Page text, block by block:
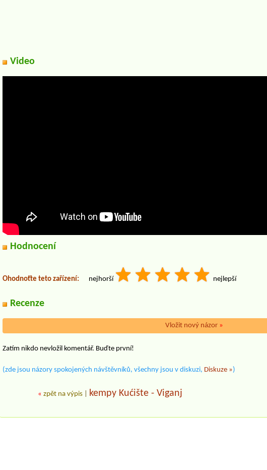
Video
Hodnocení
Ohodnoťte teto zařízení: nejhorší nejlepší
Recenze
Vložit nový názor »
Zatím nikdo nevložil komentář. Buďte první!
(zde jsou názory spokojených návštěvníků, všechny jsou v diskuzi, Diskuze »)
«zpět na výpis kempy Kućište - Viganj